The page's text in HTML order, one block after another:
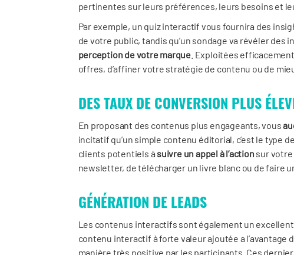
pertinentes sur leurs préférences, leurs besoins et
Par exemple, un quiz interactif vous fournira des
de votre public, tandis qu’un sondage va révéler des
perception de votre marque . Exploitées
offres, d’affiner votre stratégie de contenu ou de
DES TAUX DE CONVERSION PLUS
En proposant des contenus plus engageants, vous
incitatif qu’un simple contenu éditorial, c’est le type
clients potentiels à suivre un appel à l’action sur votre
newsletter, de télécharger un livre blanc ou de faire
GÉNÉRATION DE LEADS
Les contenus interactifs sont également un
contenu interactif à forte valeur ajoutée a l’avantage
manière très positive par les participants. Ces